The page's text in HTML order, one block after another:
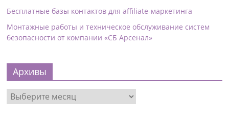
Бесплатные базы контактов для affiliate-маркетинга
Монтажные работы и техническое обслуживание систем
безопасности от компании «СБ Арсенал»
Архивы